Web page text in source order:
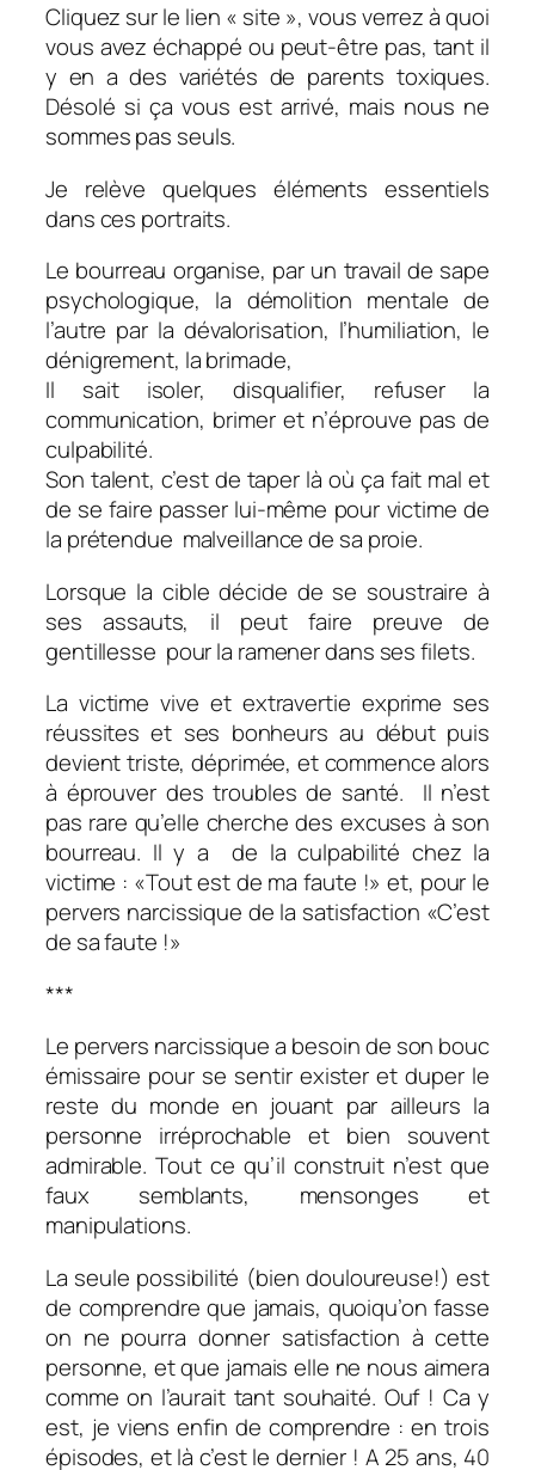
Cliquez sur le lien « site », vous verrez à quoi
vous avez échappé ou peut-être pas, tant il
y en a des variétés de parents toxiques.
Désolé si ça vous est arrivé, mais nous ne
sommes pas seuls.
Je relève quelques éléments essentiels
dans ces portraits.
Le bourreau organise, par un travail de sape
psychologique, la démolition mentale de
l’autre par la dévalorisation, l’humiliation, le
dénigrement, la brimade,
Il sait isoler, disqualifier, refuser la
communication, brimer et n’éprouve pas de
culpabilité.
Son talent, c’est de taper là où ça fait mal et
de se faire passer lui-même pour victime de
la prétendue malveillance de sa proie.
Lorsque la cible décide de se soustraire à
ses assauts, il peut faire preuve de
gentillesse pour la ramener dans ses filets.
La victime vive et extravertie exprime ses
réussites et ses bonheurs au début puis
devient triste, déprimée, et commence alors
à éprouver des troubles de santé. Il n’est
pas rare qu’elle cherche des excuses à son
bourreau. Il y a de la culpabilité chez la
victime : «Tout est de ma faute !» et, pour le
pervers narcissique de la satisfaction «C’est
de sa faute !»
***
Le pervers narcissique a besoin de son bouc
émissaire pour se sentir exister et duper le
reste du monde en jouant par ailleurs la
personne irréprochable et bien souvent
admirable. Tout ce qu’il construit n’est que
faux semblants, mensonges et
manipulations.
La seule possibilité (bien douloureuse!) est
de comprendre que jamais, quoiqu’on fasse
on ne pourra donner satisfaction à cette
personne, et que jamais elle ne nous aimera
comme on l’aurait tant souhaité. Ouf ! Ca y
est, je viens enfin de comprendre : en trois
épisodes, et là c’est le dernier ! A 25 ans, 40